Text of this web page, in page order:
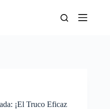
¡El Truco Eficaz